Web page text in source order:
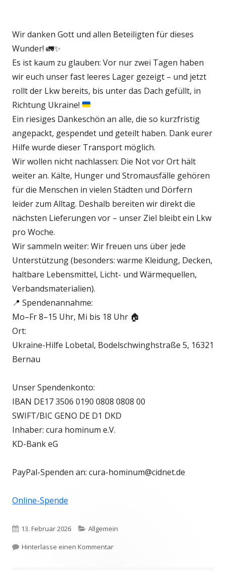
Wir danken Gott und allen Beteiligten für dieses
Wunder! 🚛✨
Es ist kaum zu glauben: Vor nur zwei Tagen haben
wir euch unser fast leeres Lager gezeigt – und jetzt
rollt der Lkw bereits, bis unter das Dach gefüllt, in
Richtung Ukraine!
Ein riesiges Dankeschön an alle, die so kurzfristig
angepackt, gespendet und geteilt haben. Dank eurer
Hilfe wurde dieser Transport möglich.
Wir wollen nicht nachlassen: Die Not vor Ort hält
weiter an. Kälte, Hunger und Stromausfälle gehören
für die Menschen in vielen Städten und Dörfern
leider zum Alltag. Deshalb bereiten wir direkt die
nächsten Lieferungen vor – unser Ziel bleibt ein Lkw
pro Woche.
Wir sammeln weiter: Wir freuen uns über jede
Unterstützung (besonders: warme Kleidung, Decken,
haltbare Lebensmittel, Licht- und Wärmequellen,
Verbandsmaterialien).
📍 Spendenannahme:
Mo–Fr 8–15 Uhr, Mi bis 18 Uhr 🏠
Ort:
Ukraine-Hilfe Lobetal, Bodelschwinghstraße 5, 16321
Bernau
Unser Spendenkonto:
IBAN DE17 3506 0190 0808 0808 00
SWIFT/BIC GENO DE D1 DKD
Inhaber: cura hominum e.V.
KD-Bank eG
PayPal-Spenden an: cura-hominum@cidnet.de
Online-Spende
Veröffentlicht
am
13. Februar 2026 Kategorien
Allgemein
Hinterlasse einen Kommentarzu Von „fast leer“ bis „randvoll“ in